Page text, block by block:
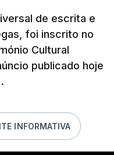
de escrita e
foi inscrito no
Cultural
publicado hoje
INFORMATIVA